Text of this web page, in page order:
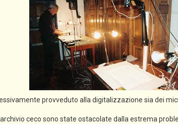
provveduto alla digitalizzazione sia dei
ceco sono state ostacolate dalla estrema